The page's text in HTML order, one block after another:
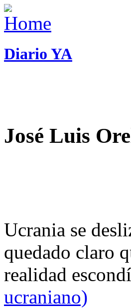
Diario YA
José Luis
Ucrania se
quedado claro
realidad
ucraniano)